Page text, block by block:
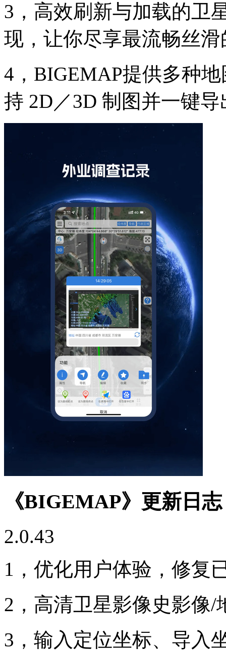
3，高效刷新与加载的卫
现，让你尽享最流畅丝
4，BIGEMAP提供多种
持 2D／3D 制图并一键导
《BIGEMAP》更新日志
2.0.43
1，优化用户体验，修复
2，高清卫星影像史影像/
3，输入定位坐标、导入